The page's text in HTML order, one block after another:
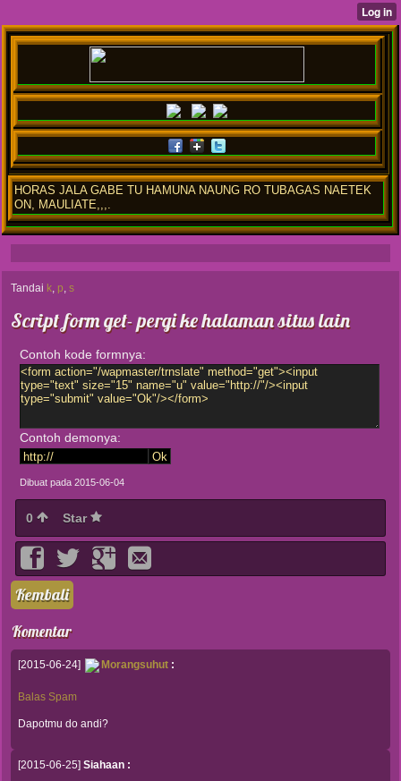
HORAS JALA GABE TU HAMUNA NAUNG RO TUBAGAS NAETEK
ON, MAULIATE,,,.
Tandai k, p, s
Script form get- pergi ke halaman situs lain
Contoh kode formnya:
Contoh demonya:
Dibuat pada 2015-06-04
0 Star
Kembali
Komentar
[2015-06-24] Morangsuhut :
Balas Spam
Dapotmu do andi?
[2015-06-25] Siahaan :